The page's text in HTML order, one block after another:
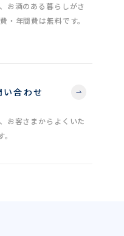
お酒のある暮らしがさ
・年間費は無料です。
合わせ
お客さまからよくいた